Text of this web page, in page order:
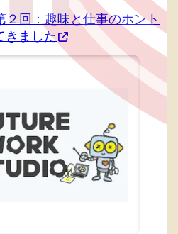
２回：趣味と仕事のホント
きました